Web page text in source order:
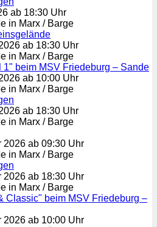
ab 18:30 Uhr
in Marx / Barge
ab 18:30 Uhr
in Marx / Barge
beim MSV Friedeburg – Sande
ab 10:00 Uhr
in Marx / Barge
ab 18:30 Uhr
in Marx / Barge
2026 ab 09:30 Uhr
in Marx / Barge
2026 ab 18:30 Uhr
in Marx / Barge
Classic" beim MSV Friedeburg –
2026 ab 10:00 Uhr